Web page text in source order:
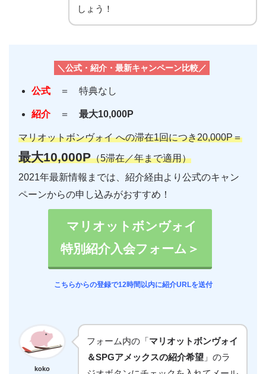
しょう！
＼公式・紹介・最新キャンペーン比較／
公式 ＝ 特典なし
紹介＝最大10,000P
マリオットボンヴォイ への滞在1回につき20,000P＝
最大10,000P（5滞在／年まで適用）
2021年最新情報までは、紹介経由より公式のキャン
ペーンからの申し込みがおすすめ！
マリオットボンヴォイ
特別紹介入会フォーム＞
こちらからの登録で12時間以内に紹介URLを送付
koko
フォーム内の「マリオットボンヴォイ
＆SPGアメックスの紹介希望 」のラ